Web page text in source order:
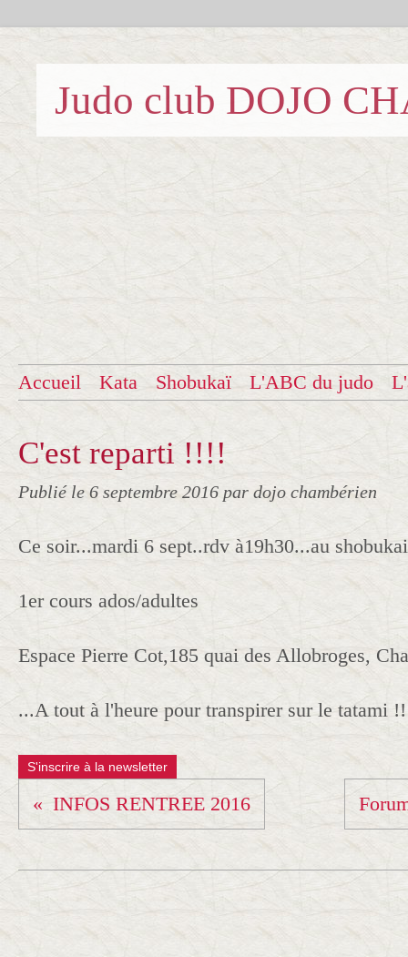
Judo club DOJO
Accueil Kata Shobukaï L'ABC du judo
C'est reparti !!!!
Publié le 6 septembre 2016 par dojo chambérien
Ce soir...mardi 6 sept..rdv à19h30...au shobukai
1er cours ados/adultes
Espace Pierre Cot,185 quai des Allobroges,
...A tout à l'heure pour transpirer sur le tatami
S'inscrire à la newsletter
INFOS RENTREE 2016